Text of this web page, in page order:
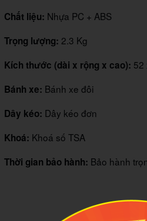
Chất liệu: Nhựa PC + ABS
Trọng lượng: 2.3 Kg
Kích thước (dài x rộng x cao): 52
Bánh xe: Bánh xe đôi
Dây kéo: Dây kéo đơn
Khoá: Khoá số TSA
Thời gian bảo hành: Bảo hành